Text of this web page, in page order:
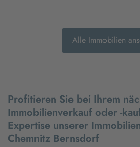
Alle Immobilien
Profitieren Sie bei Ihrem
Immobilienverkauf oder -
Expertise unserer
Chemnitz Bernsdorf